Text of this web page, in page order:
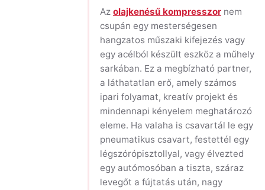
Az olajkenésű kompresszor nem
csupán egy mesterségesen
hangzatos műszaki kifejezés vagy
egy acélból készült eszköz a műhely
sarkában. Ez a megbízható partner,
a láthatatlan erő, amely számos
ipari folyamat, kreatív projekt és
mindennapi kényelem meghatározó
eleme. Ha valaha is csavartál le egy
pneumatikus csavart, festettél egy
légszórópisztollyal, vagy élvezted
egy autómosóban a tiszta, száraz
levegőt a fújtatás után, nagy